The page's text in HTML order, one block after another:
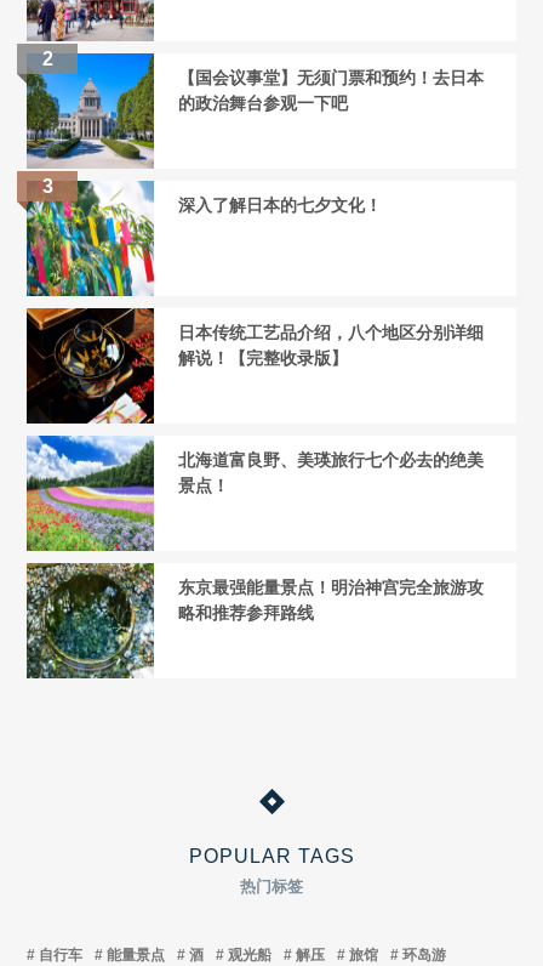
POPULAR TAGS
热门标签
自行车 能量景点 酒 观光船 解压 旅馆 环岛游
【国会议事堂】无须门票和预约！去日本
的政治舞台参观一下吧
深入了解日本的七夕文化！
日本传统工艺品介绍，八个地区分别详细
解说！【完整收录版】
北海道富良野、美瑛旅行七个必去的绝美
景点！
东京最强能量景点！明治神宫完全旅游攻
略和推荐参拜路线